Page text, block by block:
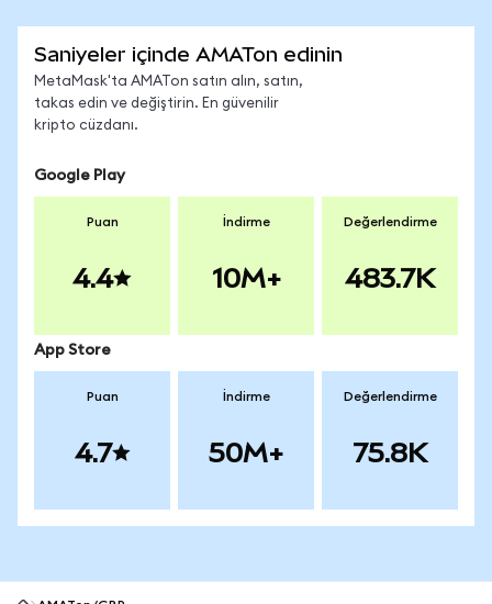
Saniyeler içinde AMATon edinin
MetaMask'ta AMATon satın alın, satın,
takas edin ve değiştirin. En güvenilir
kripto cüzdanı.
Google Play
Puan
4.4
İndirme
10M+
Değerlendirme
483.7K
App Store
Puan
4.7
İndirme
50M+
Değerlendirme
75.8K